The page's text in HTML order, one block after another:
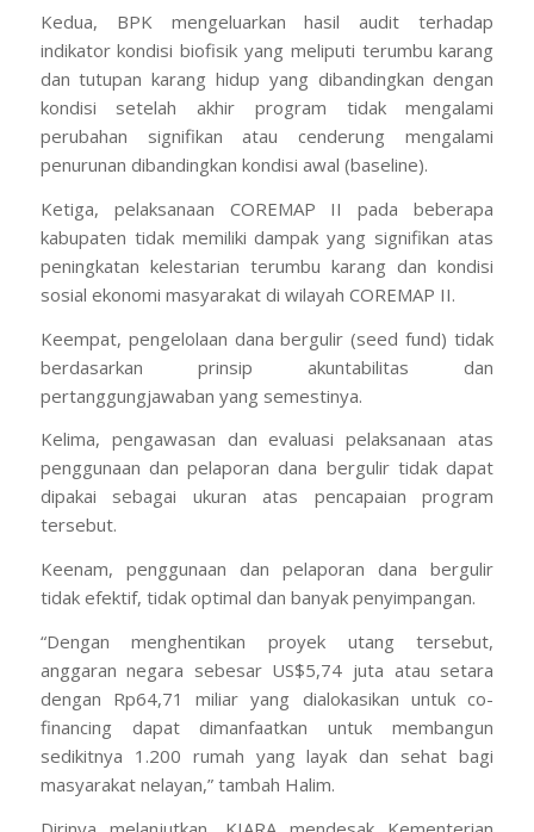
Kedua, BPK mengeluarkan hasil audit terhadap
indikator kondisi biofisik yang meliputi terumbu karang
dan tutupan karang hidup yang dibandingkan dengan
kondisi setelah akhir program tidak mengalami
perubahan signifikan atau cenderung mengalami
penurunan dibandingkan kondisi awal (baseline).
Ketiga, pelaksanaan COREMAP II pada beberapa
kabupaten tidak memiliki dampak yang signifikan atas
peningkatan kelestarian terumbu karang dan kondisi
sosial ekonomi masyarakat di wilayah COREMAP II.
Keempat, pengelolaan dana bergulir (seed fund) tidak
berdasarkan prinsip akuntabilitas dan
pertanggungjawaban yang semestinya.
Kelima, pengawasan dan evaluasi pelaksanaan atas
penggunaan dan pelaporan dana bergulir tidak dapat
dipakai sebagai ukuran atas pencapaian program
tersebut.
Keenam, penggunaan dan pelaporan dana bergulir
tidak efektif, tidak optimal dan banyak penyimpangan.
“Dengan menghentikan proyek utang tersebut,
anggaran negara sebesar US$5,74 juta atau setara
dengan Rp64,71 miliar yang dialokasikan untuk co-
financing dapat dimanfaatkan untuk membangun
sedikitnya 1.200 rumah yang layak dan sehat bagi
masyarakat nelayan,” tambah Halim.